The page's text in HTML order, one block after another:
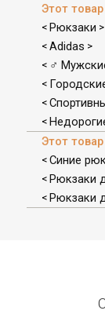
Этот товар
< Рюкзаки >
< Adidas >
< ♂
<
<
<
Этот
< Синие
< Рюкзаки
< Рюкзаки